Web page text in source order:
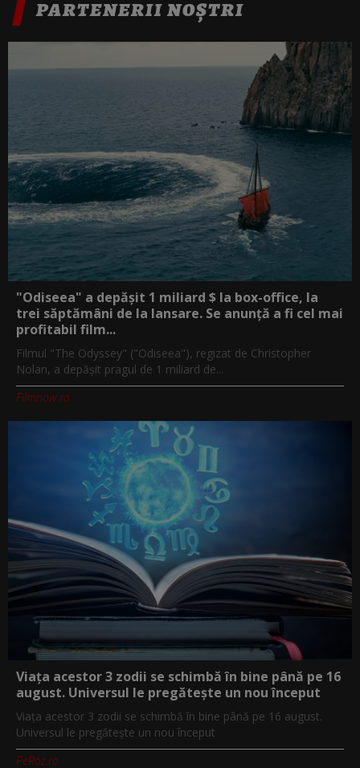
PARTENERII NOȘTRI
"Odiseea" a depășit 1 miliard $ la box-office, la
trei săptămâni de la lansare. Se anunță a fi cel mai
profitabil film...
Filmul "The Odyssey" ("Odiseea"), regizat de Christopher
Nolan, a depăşit pragul de 1 miliard de...
Filmnow.ro
Viața acestor 3 zodii se schimbă în bine până pe 16
august. Universul le pregătește un nou început
Viața acestor 3 zodii se schimbă în bine până pe 16 august.
Universul le pregătește un nou început
PeRoz.ro